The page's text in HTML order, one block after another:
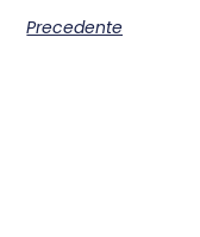
Precedente